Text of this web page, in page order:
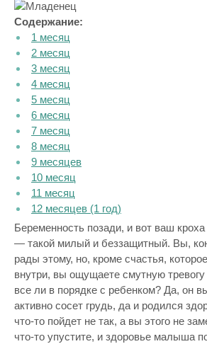
Содержание:
1 месяц
2 месяц
3 месяц
4 месяц
5 месяц
6 месяц
7 месяц
8 месяц
9 месяцев
10 месяц
11 месяц
12 месяцев (1 год)
Беременность позади, и вот ваш
— такой милый и беззащитный. Вы,
рады этому, но, кроме счастья,
внутри, вы ощущаете смутную тревогу
все ли в порядке с ребенком? Да, он
активно сосет грудь, да и родился
что-то пойдет не так, а вы этого не
что-то упустите, и здоровье малыша